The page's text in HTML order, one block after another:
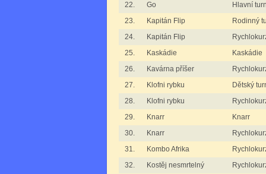
22.
Go
Hlavní
23.
Kapitán Flip
Rodinný
24.
Kapitán Flip
25.
Kaskádie
Kaskádie
26.
Kavárna příšer
27.
Klofni rybku
Dětský
28.
Klofni rybku
29.
Knarr
Knarr
30.
Knarr
31.
Kombo Afrika
32.
Kostěj nesmrtelný